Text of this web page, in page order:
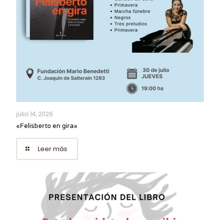
julio 14, 2026
«Felisberto en gira»
Leer más